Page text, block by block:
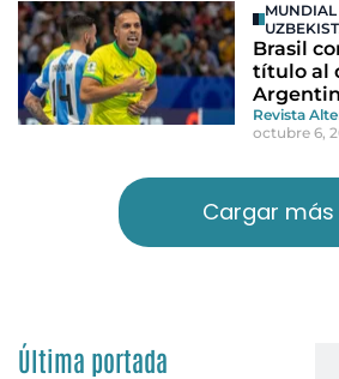
MUNDIAL
Brasil
título al
Revista
octubre 6,
Cargar más
Última portada